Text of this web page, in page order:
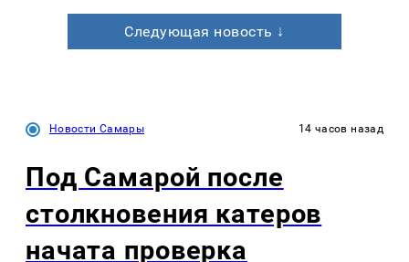
Следующая новость ↓
Новости Самары 14 часов назад
Под Самарой после
столкновения катеров
начата проверка